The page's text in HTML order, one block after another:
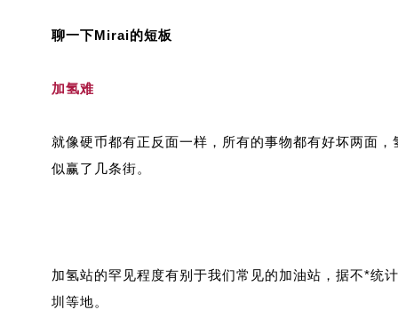
聊一下Mirai的短板
加氢难
就像硬币都有正反面一样，所有的事物都有好坏两面
似赢了几条街。
加氢站的罕见程度有别于我们常见的加油站，据不*统
圳等地。